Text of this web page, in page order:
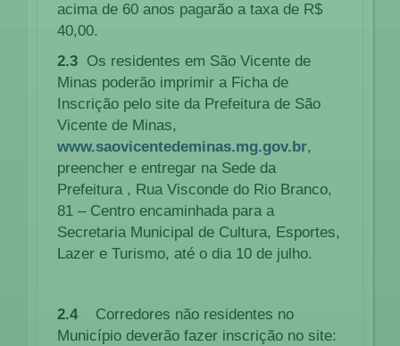
acima de 60 anos pagarão a taxa de R$
40,00.
2.3 Os residentes em São Vicente de
Minas poderão imprimir a Ficha de
Inscrição pelo site da Prefeitura de São
Vicente de Minas,
www.saovicentedeminas.mg.gov.br,
preencher e entregar na Sede da
Prefeitura , Rua Visconde do Rio Branco,
81 – Centro encaminhada para a
Secretaria Municipal de Cultura, Esportes,
Lazer e Turismo, até o dia 10 de julho.
2.4 Corredores não residentes no
Município deverão fazer inscrição no site: